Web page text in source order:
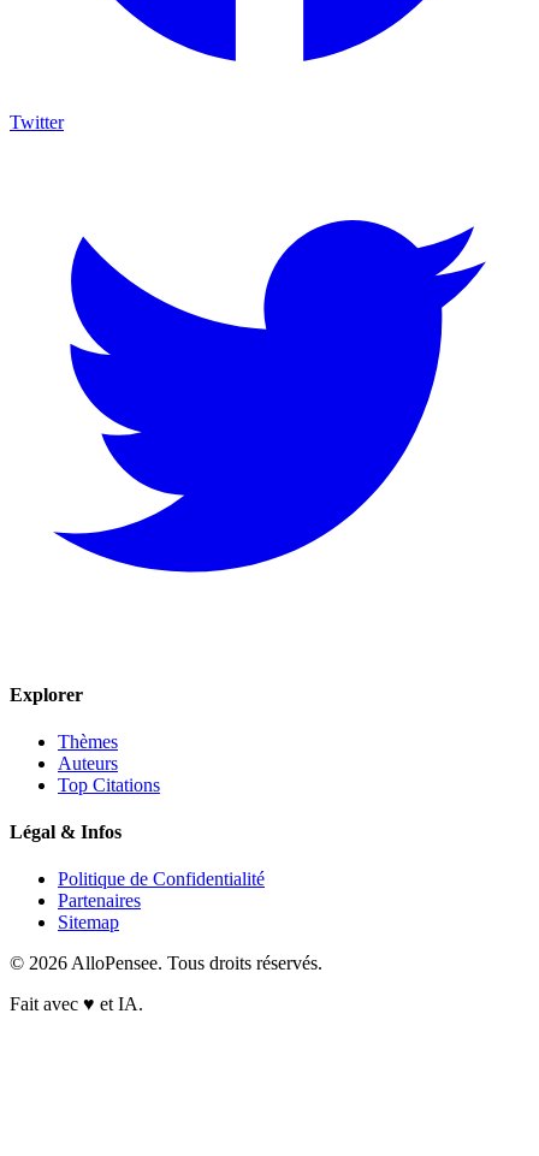
Twitter
Explorer
Thèmes
Auteurs
Top Citations
Légal & Infos
Politique de Confidentialité
Partenaires
Sitemap
© 2026 AlloPensee. Tous droits réservés.
Fait avec ♥ et IA.